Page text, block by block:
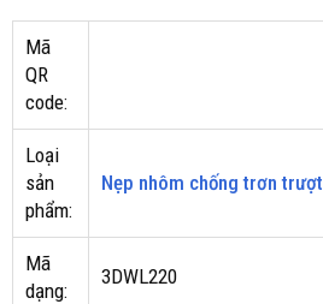
Mã
QR
code:
Loại
sản
phẩm:
Nẹp nhôm chống trơn trượt
Mã
dạng:
3DWL220